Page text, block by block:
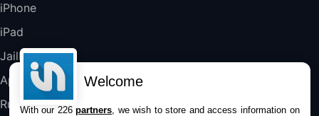
357,4€
Jeu FIFA 20 sur PC (code à télécharger)
45,98€57,99€Rue Du Commerce (Vendeur Tiers)
iPhone
iPad
Jailbreak
Applications
Rumeurs
Welcome
With our 226partners , we wish to store and access information on